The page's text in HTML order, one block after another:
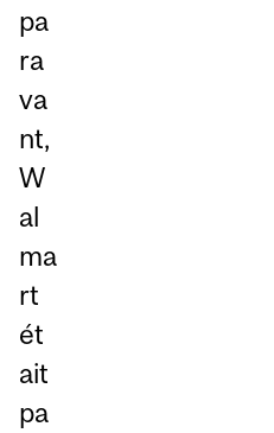
pa
ra
va
nt,
W
al
ma
rt
ét
ait
pa